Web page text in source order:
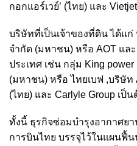
กอกแอร์เวย์’ (ไทย) และ
บริษัทที่เป็นเจ้าของที่ดิน ได้แ
จำกัด (มหาชน) หรือ AOT แล
ประเทศ เช่น กลุ่ม King power
(มหาชน) หรือ ไทยเบฟ ,บริษัท
(ไทย) และ Carlyle Group เป็น
ทั้งนี้ ธุรกิจซ่อมบำรุงอากาศย
การบินไทย บรรจุไว้ในแผนฟื้